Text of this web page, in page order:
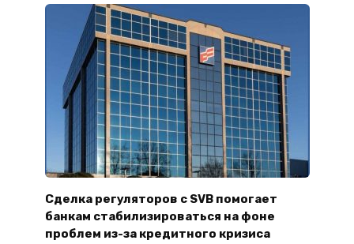
Сделка регуляторов с SVB помогает
банкам стабилизироваться на фоне
проблем из-за кредитного кризиса